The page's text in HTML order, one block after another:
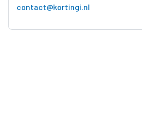
contact@kortingi.nl